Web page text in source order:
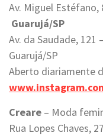
Av. Miguel Estéfano,
Guarujá/SP
Av. da Saudade, 121
Guarujá/SP
Aberto diariamente
Creare – Moda
Rua Lopes Chaves,